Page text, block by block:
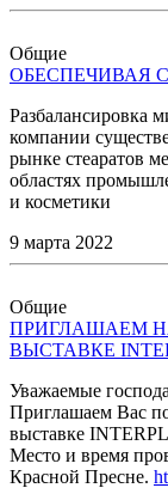
Общие
ОБЕСПЕЧИВАЯ
Разбалансировка
компании
рынке стеаратов
областях
и косметики
9 марта 2022
Общие
ПРИГЛАШАЕМ
ВЫСТАВКЕ
Уважаемые
Приглашаем Вас
выставке
Место и время
Красной Пресне.